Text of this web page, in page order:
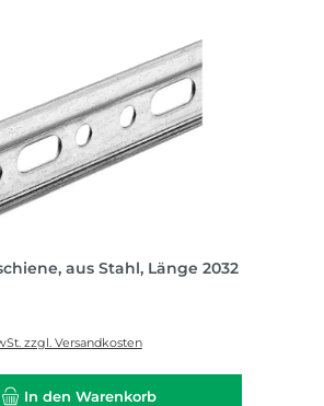
aus Stahl, Länge 2032
zzgl. Versandkosten
In den Warenkorb